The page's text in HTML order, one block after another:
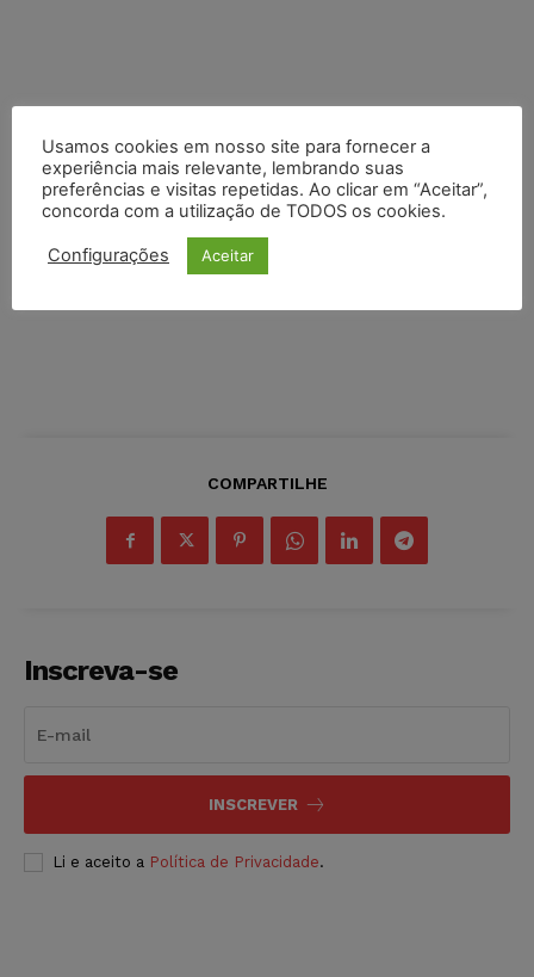
COMPARTILHE
Inscreva-se
INSCREVER
Li e aceito a Política de Privacidade.
Usamos cookies em nosso site para fornecer a
experiência mais relevante, lembrando suas
preferências e visitas repetidas. Ao clicar em “Aceitar”,
concorda com a utilização de TODOS os cookies.
Configurações Aceitar